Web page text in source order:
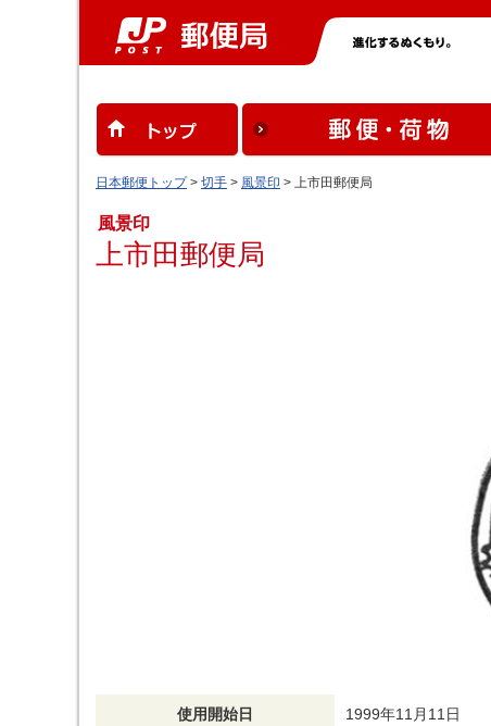
日本郵便トップ> 切手 > 風景印 > 上市田郵便局
風景印
上市田郵便局
使用開始日 1999年11月11日